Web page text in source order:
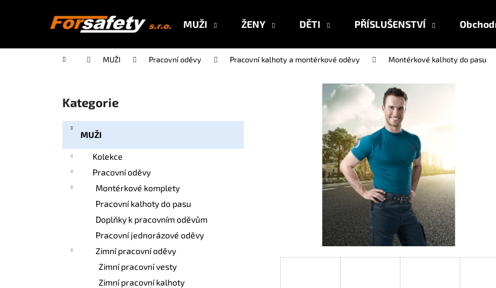
MUŽI ŽENY DĚTI PŘÍSLUŠENSTVÍ
Domů MUŽI Pracovní oděvy Pracovní kalhoty a montérkové oděvy Montérkové kalhoty do pasu
Přeskočit
kategorie
Kategorie
MUŽI
Kolekce
Pracovní oděvy
Montérkové komplety
Pracovní kalhoty do pasu
Doplňky k pracovním oděvům
Pracovní jednorázové oděvy
Zimní pracovní oděvy
Zimní pracovní vesty
Zimní pracovní kalhoty
í
Zpět
do
Zpět
do
Co potřebujete najít?
Doporučujeme